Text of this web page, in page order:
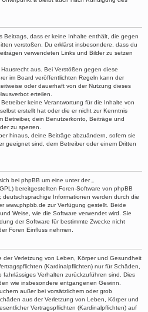
Beitrags, dass er keine Inhalte enthält, die gegen
verstoßen. Du erklärst insbesondere, dass du
verwendeten Links und Bilder zu setzen
aus. Bei Verstößen gegen diese
im Board veröffentlichten Regeln kann der
oder dauerhaft von der Nutzung dieses
erteilen.
keine Verantwortung für die Inhalte von
erstellt hat oder die er nicht zur Kenntnis
Betreiber, dein Benutzerkonto, Beiträge und
zu sperren.
hinaus, deine Beiträge abzuändern, sofern sie
geeignet sind, dem Betreiber oder einem Dritten
bei phpBB um eine unter der „
bereitgestellten Foren-Software von phpBB
deutschsprachige Informationen werden durch die
www.phpbb.de zur Verfügung gestellt. Beide
Weise, wie die Software verwendet wird. Sie
der Software für bestimmte Zwecke nicht
Foren Einfluss nehmen.
der Verletzung von Leben, Körper und Gesundheit
(Kardinalpflichten) nur für Schäden,
Verhalten zurückzuführen sind. Dies
wie insbesondere entgangenen Gewinn.
außer bei vorsätzlichem oder grob
aus der Verletzung von Leben, Körper und
Vertragspflichten (Kardinalpflichten) auf